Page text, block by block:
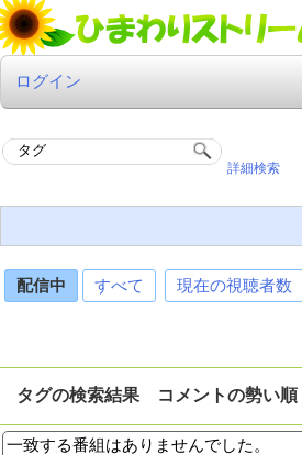
ログイン
詳細検索
配信中 すべて 現在の視聴者数
タグの検索結果 コメントの勢い順
一致する番組はありませんでした。